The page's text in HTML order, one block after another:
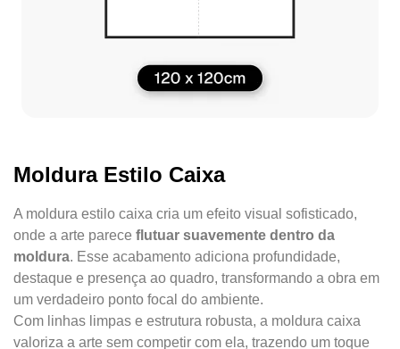
Moldura Estilo Caixa
A moldura estilo caixa cria um efeito visual sofisticado,
onde a arte parece flutuar suavemente dentro da
moldura. Esse acabamento adiciona profundidade,
destaque e presença ao quadro, transformando a obra em
um verdadeiro ponto focal do ambiente.
Com linhas limpas e estrutura robusta, a moldura caixa
valoriza a arte sem competir com ela, trazendo um toque